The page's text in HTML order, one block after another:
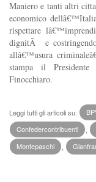
Maniero e tanti altri
economico
rispettare
dignitÃ e
allâ€™usura
stampa il Presidente
Finocchiaro.
Leggi tutti gli articoli su:
Confedercontribuenti
Montepaschi